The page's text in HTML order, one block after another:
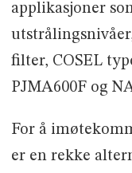
applikasjoner
filter, COSEL
PJMA600F og
For å
er en rekke